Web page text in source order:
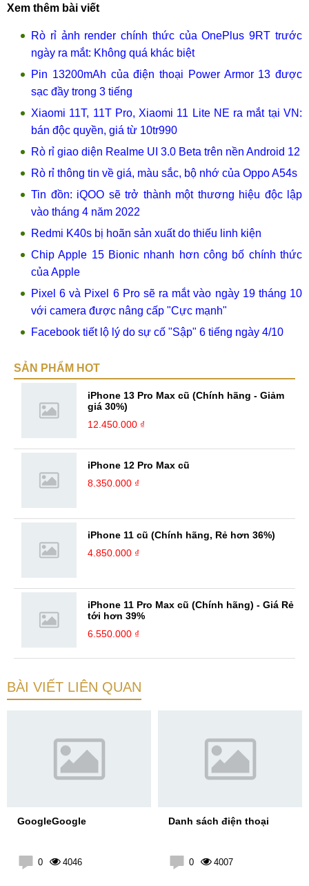
Xem thêm bài viết
Rò rỉ ảnh render chính thức của OnePlus 9RT trước
ngày ra mắt: Không quá khác biệt
Pin 13200mAh của điện thoại Power Armor 13 được
sạc đầy trong 3 tiếng
Xiaomi 11T, 11T Pro, Xiaomi 11 Lite NE ra mắt tại VN:
bán độc quyền, giá từ 10tr990
Rò rỉ giao diện Realme UI 3.0 Beta trên nền Android 12
Rò rỉ thông tin về giá, màu sắc, bộ nhớ của Oppo A54s
Tin đồn: iQOO sẽ trở thành một thương hiệu độc lập
vào tháng 4 năm 2022
Redmi K40s bị hoãn sản xuất do thiếu linh kiện
Chip Apple 15 Bionic nhanh hơn công bố chính thức
của Apple
Pixel 6 và Pixel 6 Pro sẽ ra mắt vào ngày 19 tháng 10
với camera được nâng cấp "Cực mạnh"
Facebook tiết lộ lý do sự cố "Sập" 6 tiếng ngày 4/10
SẢN PHẨM HOT
iPhone 13 Pro Max cũ (Chính hãng - Giảm
giá 30%)
12.450.000 ₫
iPhone 12 Pro Max cũ
8.350.000 ₫
iPhone 11 cũ (Chính hãng, Rẻ hơn 36%)
4.850.000 ₫
iPhone 11 Pro Max cũ (Chính hãng) - Giá Rẻ
tới hơn 39%
6.550.000 ₫
BÀI VIẾT LIÊN QUAN
GoogleGoogle
0 4046
Danh sách điện thoại
0 4007